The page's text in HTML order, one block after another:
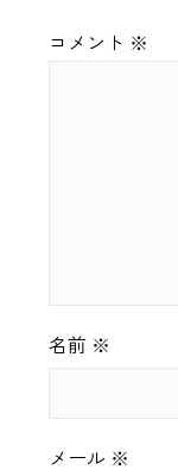
コメント ※
名前 ※
メール ※